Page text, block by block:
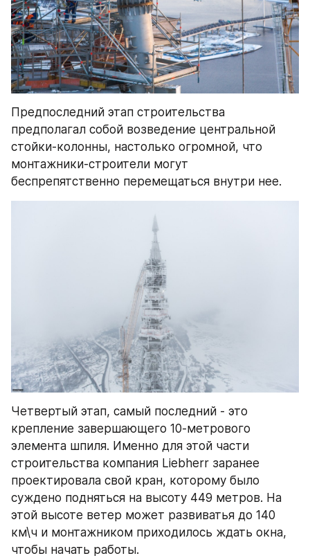
Предпоследний этап строительства
предполагал собой возведение центральной
стойки-колонны, настолько огромной, что
монтажники-строители могут
беспрепятственно перемещаться внутри нее.
Четвертый этап, самый последний - это
крепление завершающего 10-метрового
элемента шпиля. Именно для этой части
строительства компания Liebherr заранее
проектировала свой кран, которому было
суждено подняться на высоту 449 метров. На
этой высоте ветер может развиватья до 140
км\ч и монтажником приходилось ждать окна,
чтобы начать работы.